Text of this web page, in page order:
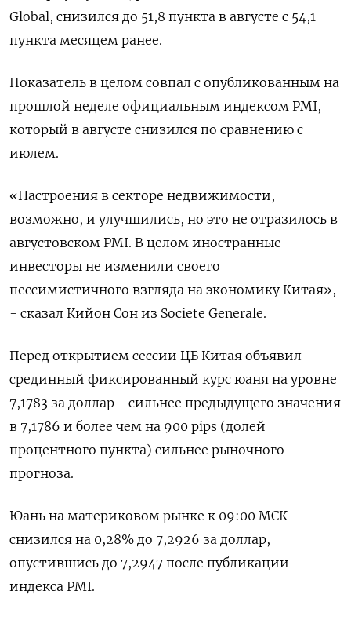
Global, снизился до 51,8 пункта в августе с 54,1
пункта месяцем ранее.
Показатель в целом совпал с опубликованным на
прошлой неделе официальным индексом PMI,
который в августе снизился по сравнению с
июлем.
«Настроения в секторе недвижимости,
возможно, и улучшились, но это не отразилось в
августовском PMI. В целом иностранные
инвесторы не изменили своего
пессимистичного взгляда на экономику Китая»,
- сказал Кийон Сон из Societe Generale.
Перед открытием сессии ЦБ Китая объявил
срединный фиксированный курс юаня на уровне
7,1783 за доллар - сильнее предыдущего значения
в 7,1786 и более чем на 900 pips (долей
процентного пункта) сильнее рыночного
прогноза.
Юань на материковом рынке к 09:00 МСК
снизился на 0,28% до 7,2926​ за доллар,
опустившись до 7,2947 после публикации
индекса PMI.